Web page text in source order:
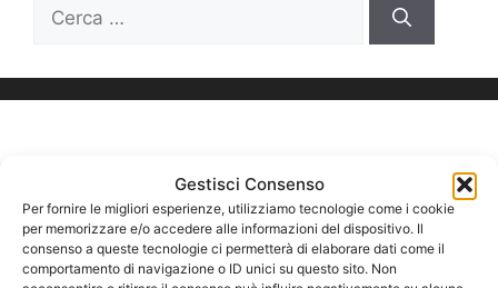
Gestisci Consenso
Per fornire le migliori esperienze, utilizziamo tecnologie come i cookie
per memorizzare e/o accedere alle informazioni del dispositivo. Il
consenso a queste tecnologie ci permetterà di elaborare dati come il
comportamento di navigazione o ID unici su questo sito. Non
per: